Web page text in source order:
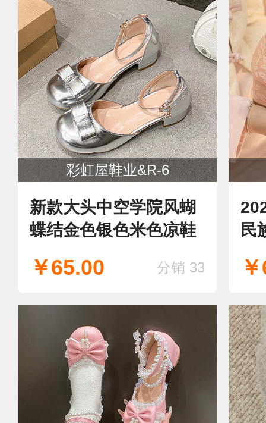
彩虹屋鞋业&R-6
新款大头中空学院风蝴
蝶结金色银色米色凉鞋
￥65.00 分销 33
民
风